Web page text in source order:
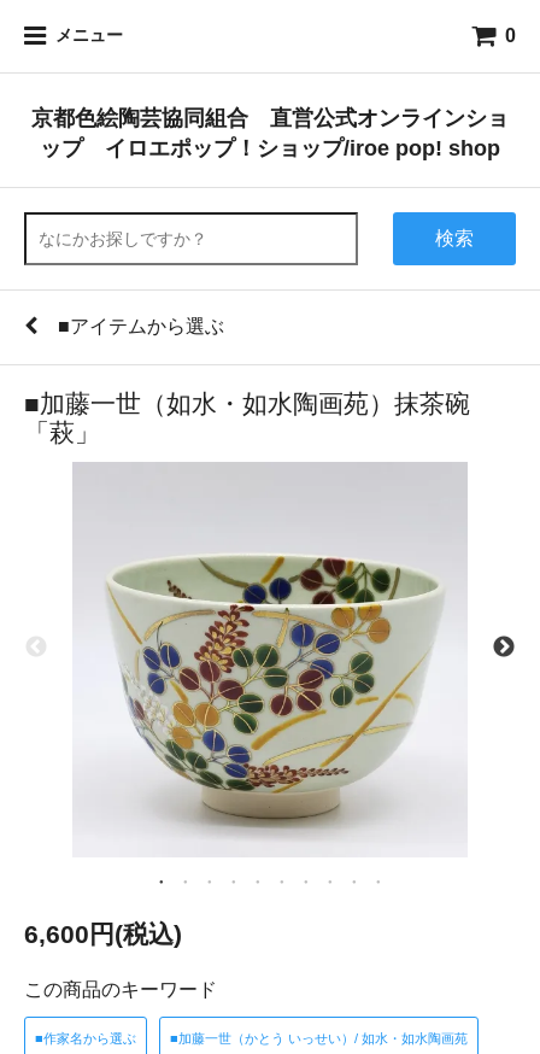
メニュー 0
京都色絵陶芸協同組合 直営公式オンラインショ
ップ イロエポップ！ショップ/iroe pop! shop
検索
■アイテムから選ぶ
■加藤一世（如水・如水陶画苑）抹茶碗
「萩」
6,600円(税込)
この商品のキーワード
■作家名から選ぶ ■加藤一世（かとう いっせい）/ 如水・如水陶画苑